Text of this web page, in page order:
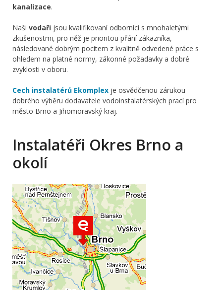
kanalizace.
Naši vodaři jsou kvalifikovaní odborníci s mnohaletými
zkušenostmi, pro něž je prioritou přání zákazníka,
následované dobrým pocitem z kvalitně odvedené práce s
ohledem na platné normy, zákonné požadavky a dobré
zvyklosti v oboru.
Cech instalatérů Ekomplex je osvědčenou zárukou
dobrého výběru dodavatele vodoinstalatérských prací pro
město Brno a Jihomoravský kraj.
Instalatéři Okres Brno a
okolí